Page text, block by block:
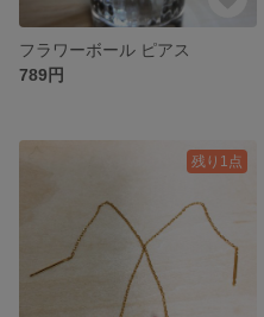
フラワーボール ピアス
789円
残り1点